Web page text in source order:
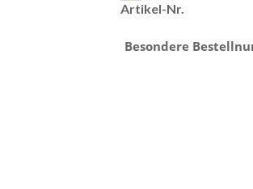
Artikel-Nr.
Besondere